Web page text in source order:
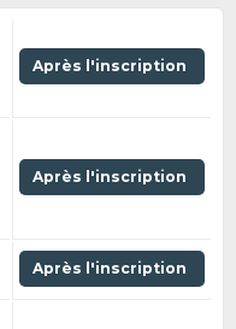
Après l'inscription
Après l'inscription
Après l'inscription